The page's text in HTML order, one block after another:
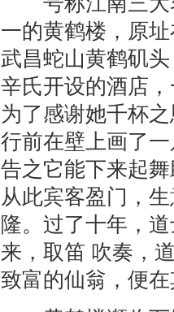
一的黄鹤楼，原
武昌蛇山黄鹤矶
辛氏开设的酒店
为了感谢她千杯
行前在壁上画了
告之它能下来起
从此宾客盈门，
隆。过了十年，
来，取笛 吹奏，
致富的仙翁，便